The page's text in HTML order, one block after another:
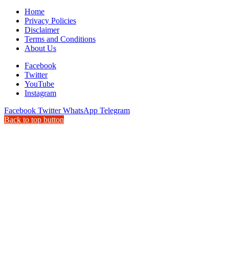
Home
Privacy Policies
Disclaimer
Terms and Conditions
About Us
Facebook
Twitter
YouTube
Instagram
Facebook Twitter WhatsApp Telegram
Back to top button